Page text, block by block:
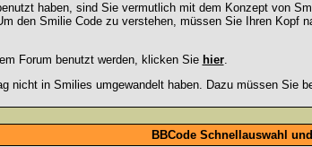
haben, sind Sie vermutlich mit dem Konzept von
den Smilie Code zu verstehen, müssen Sie Ihren Kopf
Forum benutzt werden, klicken Sie hier.
nicht in Smilies umgewandelt haben. Dazu müssen
BBCode Schnellauswahl